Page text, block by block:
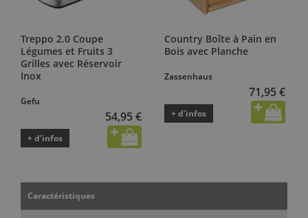
Treppo 2.0 Coupe
Légumes et Fruits 3
Grilles avec Réservoir
Inox
Gefu
54,95 €
+ d’infos
Country Boîte à Pain en
Bois avec Planche
Zassenhaus
71,95 €
+ d’infos
Caractéristiques